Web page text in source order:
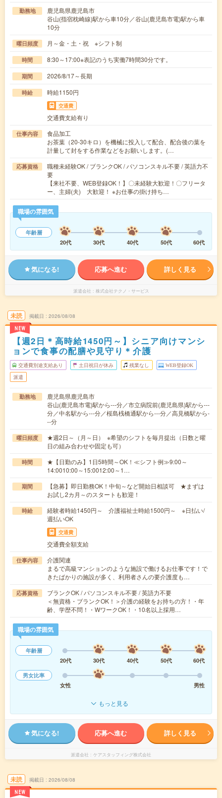
勤務地
鹿児島県鹿児島市
谷山(指宿枕崎線)駅から車10分／谷山(鹿児島市電)駅から車
10分
曜日頻度 月～金・土・祝 ※シフト制
時間 8:30～17:00※表記のうち実働7時間30分です。
期間 2026/8/17～長期
時給 時給1150円
交通費
交通費支給有り
仕事内容
食品加工
お茶葉（20-30キロ）を機械に投入して配合、配合後の葉を
計量して封をする作業などをお願いします。(…
応募資格
職種未経験OK / ブランクOK / パソコンスキル不要 / 英語力不
要
【来社不要、WEB登録OK！】〇未経験大歓迎！〇フリータ
ー、主婦(夫) 大歓迎！ ※お仕事の掛け持ち…
職場の雰囲気
年齢層
20代
30代 40代 50代 60代
気になる! 応募へ進む 詳しく見る
派遣会社 株式会社テクノ・サービス
未読
NEW
掲載日 2026/08/08
【週2日＊高時給1450円～】シニア向けマンシ
ョンで食事の配膳や見守り＊介護
交通費別途支給あり 土日祝日が休み 残業なし WEB登録OK
派遣
勤務地
鹿児島県鹿児島市
谷山(鹿児島市電)駅から---分／市立病院前(鹿児島県)駅から---
分／中名駅から---分／桜島桟橋通駅から---分／高見橋駅から-
--分
曜日頻度
★週2日～（月～日） ※希望のシフトを毎月提出（日数と曜
日の組み合わせや固定も可）
時間
★【日勤のみ】1日5時間～OK！≪シフト例≫9:00～
14:0010:00～15:0012:00～1…
期間
【急募】即日勤務OK！中旬～など開始日相談可 ★まずは
お試し2カ月～のスタートも歓迎！
時給
経験者時給1450円～ 介護福祉士時給1500円～ ※日払い/
週払いOK
交通費
交通費全額支給
仕事内容
介護関連
まるで高級マンションのような施設で働けるお仕事です！で
きたばかりの施設が多く、利用者さんの要介護度も…
応募資格
ブランクOK / パソコンスキル不要 / 英語力不要
＜無資格・ブランクOK！＞介護の経験をお持ちの方！・年
齢、学歴不問！・WワークOK！・10名以上採用…
職場の雰囲気
年齢層
20代
30代 40代 50代
60代
男女比率
女性
男性
もっと見る
気になる! 応募へ進む 詳しく見る
派遣会社 ケアスタッフィング株式会社
未読
NEW
掲載日 2026/08/08